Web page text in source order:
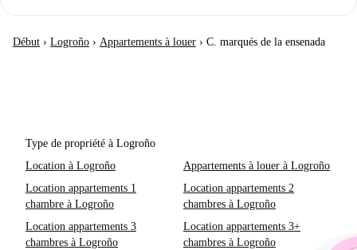
Début › Logroño › Appartements à louer › C. marqués de la ensenada
Type de propriété à Logroño
Location à Logroño
Appartements à louer à Logroño
Location appartements 1
chambre à Logroño
Location appartements 2
chambres à Logroño
Location appartements 3
chambres à Logroño
Location appartements 3+
chambres à Logroño